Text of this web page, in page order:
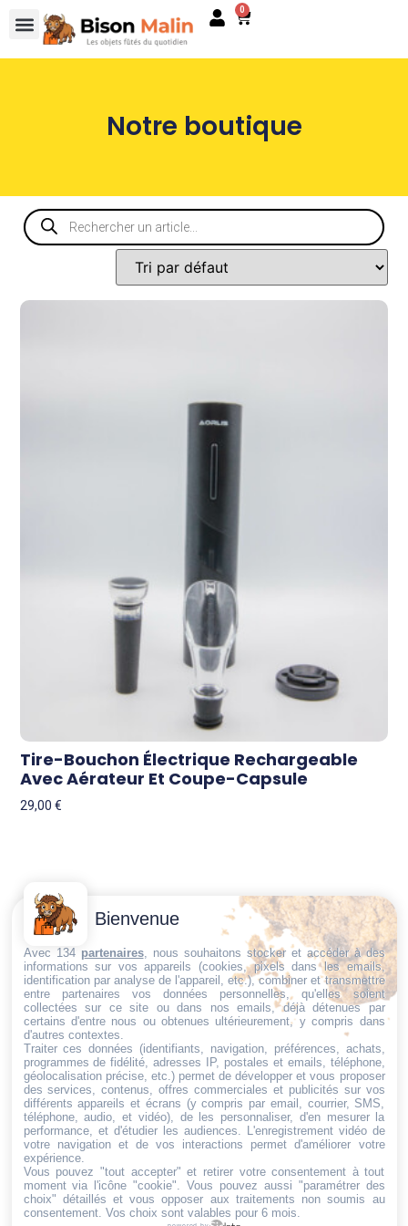
0
Notre boutique
Tire-Bouchon Électrique Rechargeable
Avec Aérateur Et Coupe-Capsule
29,00€
Trouvez ce qu'il vous faut,
au bon endroit
Conditions
générales
de vente
Politique de
cookies
Politique de
confidentialité
Mentions
légales
Conditions de
retour et de
remboursement
Droit de
rétractation
Contactez-
Nous
Email:
dt@sasbms.fr
Bienvenue
Avec 134 partenaires, nous souhaitons stocker et accéder à des
informations sur vos appareils (cookies, pixels dans les emails,
identification par analyse de l'appareil, etc.), combiner et transmettre
entre partenaires vos données personnelles, qu'elles soient
collectées sur ce site ou dans nos emails, déjà détenues par
certains d'entre nous ou obtenues ultérieurement, y compris dans
d'autres contextes.
Traiter ces données (identifiants, navigation, préférences, achats,
programmes de fidélité, adresses IP, postales et emails, téléphone,
géolocalisation précise, etc.) permet de développer et vous proposer
des services, contenus, offres commerciales et publicités sur vos
différents appareils et écrans (y compris par email, courrier, SMS,
téléphone, audio, et vidéo), de les personnaliser, d'en mesurer la
performance, et d'étudier les audiences. L'enregistrement vidéo de
votre navigation et de vos interactions permet d'améliorer votre
expérience.
Vous pouvez "tout accepter" et retirer votre consentement à tout
moment via l'icône "cookie" . Vous pouvez aussi "paramétrer des
choix" détaillés et vous opposer aux traitements non soumis au
consentement. Vos choix sont valables pour 6 mois.